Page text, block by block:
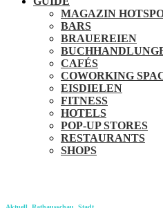
MAGAZIN
BARS
BRAUEREIEN
CAFÉS
COWORKING
EISDIELEN
FITNESS
HOTELS
POP-UP STORES
RESTAURANTS
SHOPS